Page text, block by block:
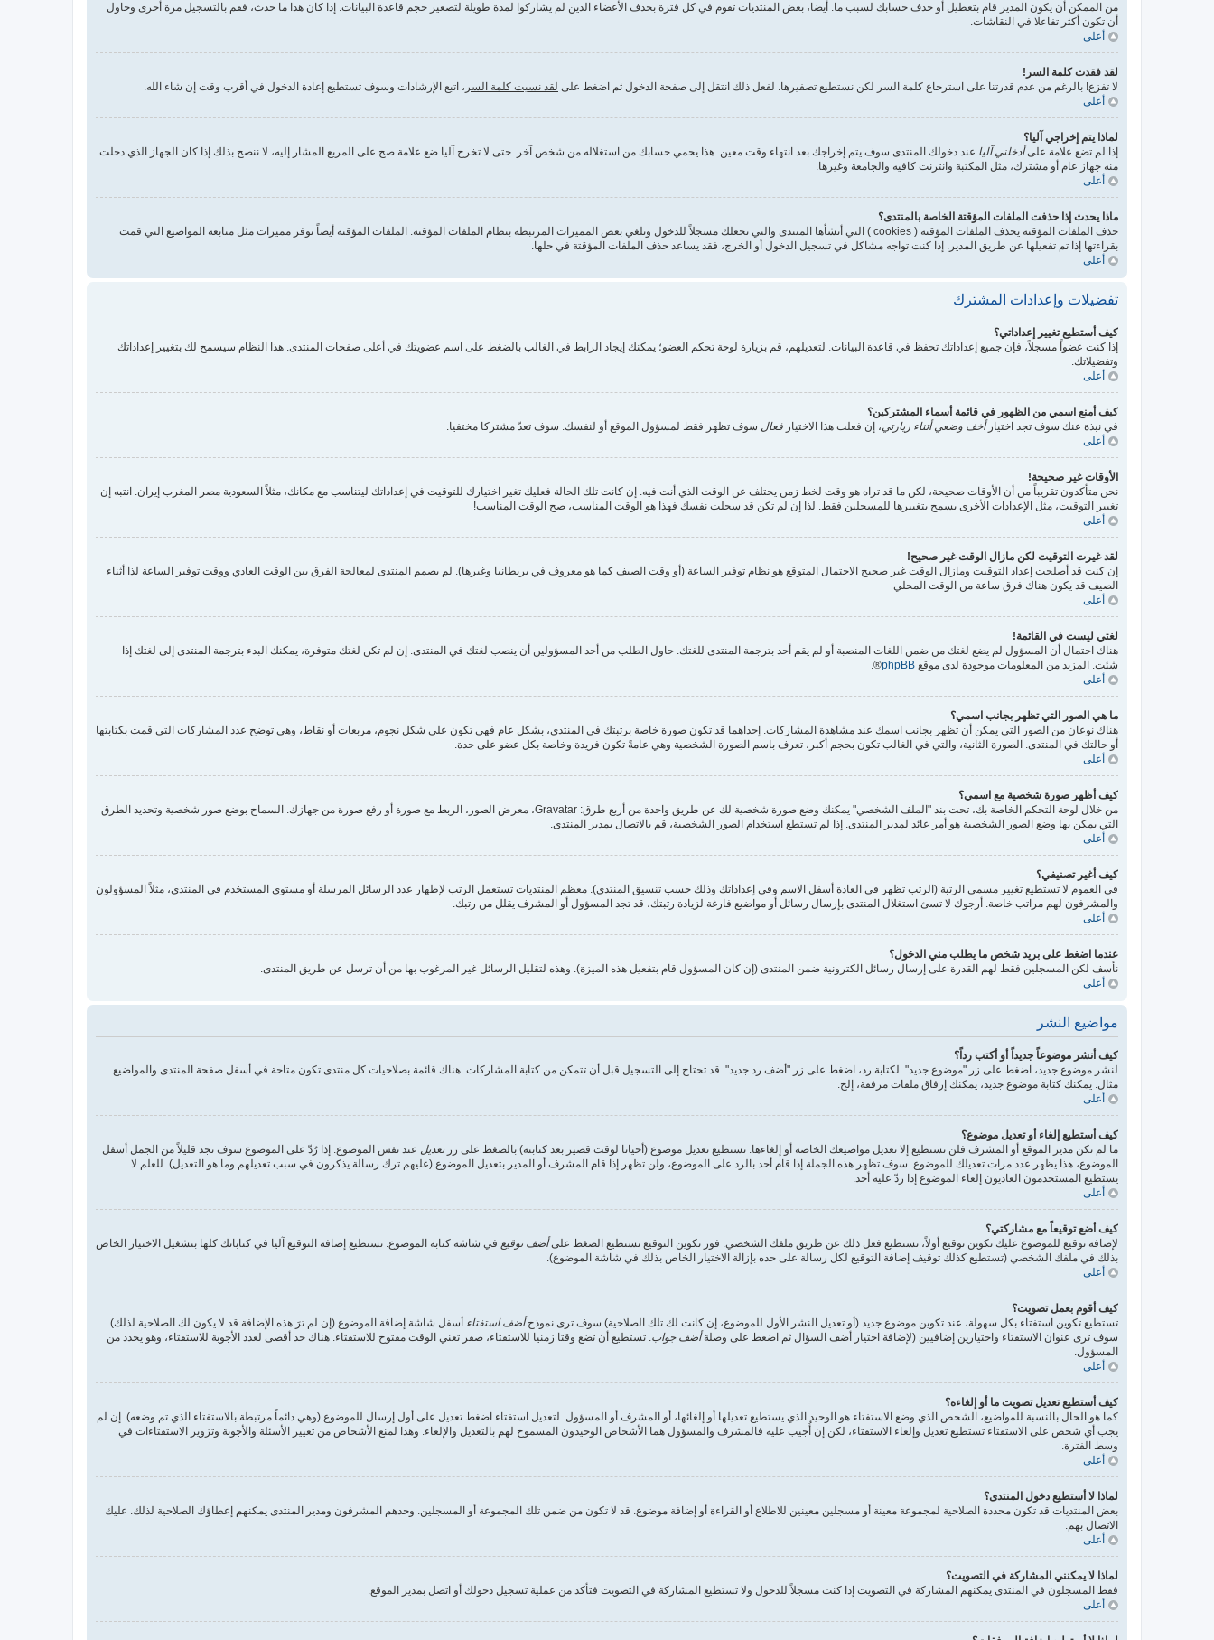
من الممكن أن يكون المدير قام بتعطيل أو حذف حسابك لسبب ما. أيضا، بعض المنتديات تقوم في كل فترة بحذف الأعضاء الذين لم يشاركوا لمدة طويلة لتصغير حجم قاعدة البيانات. إذا كان هذا ما حدث، فقم بالتسجيل مرة أخرى وحاول
أن تكون أكثر تفاعلا في النقاشات.
أعلى
لقد فقدت كلمة السر!
لا تفزع! بالرغم من عدم قدرتنا على استرجاع كلمة السر لكن نستطيع تصفيرها. لفعل ذلك انتقل إلى صفحة الدخول ثم اضغط على لقد نسيت كلمة السر ، اتبع الإرشادات وسوف تستطيع إعادة الدخول في أقرب وقت إن شاء الله.
أعلى
لماذا يتم إخراجي آليا؟
إذا لم تضع علامة علىأدخلني آليا عند دخولك المنتدى سوف يتم إخراجك بعد انتهاء وقت معين. هذا يحمي حسابك من استغلاله من شخص آخر. حتى لا تخرج آليا ضع علامة صح على المربع المشار إليه، لا ننصح بذلك إذا كان الجهاز الذي دخلت
منه جهاز عام أو مشترك، مثل المكتبة وانترنت كافيه والجامعة وغيرها.
أعلى
ماذا يحدث إذا حذفت الملفات المؤقتة الخاصة بالمنتدى؟
حذف الملفات المؤقتة يحذف الملفات المؤقتة ( cookies ) التي أنشأها المنتدى والتي تجعلك مسجلاً للدخول وتلغي بعض المميزات المرتبطة بنظام الملفات المؤقتة. الملفات المؤقتة أيضاً توفر مميزات مثل متابعة المواضيع التي قمت
بقراءتها إذا تم تفعيلها عن طريق المدير. إذا كنت تواجه مشاكل في تسجيل الدخول أو الخرج، فقد يساعد حذف الملفات المؤقتة في حلها.
أعلى
تفضيلات وإعدادات المشترك
كيف أستطيع تغيير إعداداتي؟
إذا كنت عضواً مسجلاً، فإن جميع إعداداتك تحفظ في قاعدة البيانات. لتعديلهم، قم بزيارة لوحة تحكم العضو؛ يمكنك إيجاد الرابط في الغالب بالضغط على اسم عضويتك في أعلى صفحات المنتدى. هذا النظام سيسمح لك بتغيير إعداداتك
وتفضيلاتك.
أعلى
كيف أمنع اسمي من الظهور في قائمة أسماء المشتركين؟
في نبذة عنك سوف تجد اختيارأخف وضعي أثناء زيارتي، إن فعلت هذا الاختيار فعال سوف تظهر فقط لمسؤول الموقع أو لنفسك. سوف تعدّ مشتركا مختفيا.
أعلى
الأوقات غير صحيحة!
نحن متأكدون تقريباً من أن الأوقات صحيحة، لكن ما قد تراه هو وقت لخط زمن يختلف عن الوقت الذي أنت فيه. إن كانت تلك الحالة فعليك تغير اختيارك للتوقيت في إعداداتك ليتناسب مع مكانك، مثلاً السعودية مصر المغرب إيران. انتبه إن
تغيير التوقيت، مثل الإعدادات الأخرى يسمح بتغييرها للمسجلين فقط. لذا إن لم تكن قد سجلت نفسك فهذا هو الوقت المناسب، صح الوقت المناسب!
أعلى
لقد غيرت التوقيت لكن مازال الوقت غير صحيح!
إن كنت قد أصلحت إعداد التوقيت ومازال الوقت غير صحيح الاحتمال المتوقع هو نظام توفير الساعة (أو وقت الصيف كما هو معروف في بريطانيا وغيرها). لم يصمم المنتدى لمعالجة الفرق بين الوقت العادي ووقت توفير الساعة لذا أثناء
الصيف قد يكون هناك فرق ساعة من الوقت المحلي
أعلى
لغتي ليست في القائمة!
هناك احتمال أن المسؤول لم يضع لغتك من ضمن اللغات المنصبة أو لم يقم أحد بترجمة المنتدى للغتك. حاول الطلب من أحد المسؤولين أن ينصب لغتك في المنتدى. إن لم تكن لغتك متوفرة، يمكنك البدء بترجمة المنتدى إلى لغتك إذا
شئت. المزيد من المعلومات موجودة لدى موقع phpBB
®.
أعلى
ما هي الصور التي تظهر بجانب اسمي؟
هناك نوعان من الصور التي يمكن أن تظهر بجانب اسمك عند مشاهدة المشاركات. إحداهما قد تكون صورة خاصة برتبتك في المنتدى، بشكل عام فهي تكون على شكل نجوم، مربعات أو نقاط، وهي توضح عدد المشاركات التي قمت بكتابتها
أو حالتك في المنتدى. الصورة الثانية، والتي في الغالب تكون بحجم أكبر، تعرف باسم الصورة الشخصية وهي عامةً تكون فريدة وخاصة بكل عضو على حدة.
أعلى
كيف أظهر صورة شخصية مع اسمي؟
من خلال لوحة التحكم الخاصة بك، تحت بند "الملف الشخصي" يمكنك وضع صورة شخصية لك عن طريق واحدة من أربع طرق: Gravatar، معرض الصور، الربط مع صورة أو رفع صورة من جهازك. السماح بوضع صور شخصية وتحديد الطرق
التي يمكن بها وضع الصور الشخصية هو أمر عائد لمدير المنتدى. إذا لم تستطع استخدام الصور الشخصية، قم بالاتصال بمدير المنتدى.
أعلى
كيف أغير تصنيفي؟
في العموم لا تستطيع تغيير مسمى الرتبة (الرتب تظهر في العادة أسفل الاسم وفي إعداداتك وذلك حسب تنسيق المنتدى). معظم المنتديات تستعمل الرتب لإظهار عدد الرسائل المرسلة أو مستوى المستخدم في المنتدى، مثلاً المسؤولون
والمشرفون لهم مراتب خاصة. أرجوك لا تسئ استغلال المنتدى بإرسال رسائل أو مواضيع فارغة لزيادة رتبتك، قد تجد المسؤول أو المشرف يقلل من رتبك.
أعلى
عندما اضغط على بريد شخص ما يطلب مني الدخول؟
نأسف لكن المسجلين فقط لهم القدرة على إرسال رسائل الكترونية ضمن المنتدى (إن كان المسؤول قام بتفعيل هذه الميزة). وهذه لتقليل الرسائل غير المرغوب بها من أن ترسل عن طريق المنتدى.
أعلى
مواضيع النشر
كيف أنشر موضوعاً جديداً أو أكتب رداً؟
لنشر موضوع جديد، اضغط على زر "موضوع جديد". لكتابة رد، اضغط على زر "أضف رد جديد". قد تحتاج إلى التسجيل قبل أن تتمكن من كتابة المشاركات. هناك قائمة بصلاحيات كل منتدى تكون متاحة في أسفل صفحة المنتدى والمواضيع.
مثال: يمكنك كتابة موضوع جديد، يمكنك إرفاق ملفات مرفقة، إلخ.
أعلى
كيف أستطيع إلغاء أو تعديل موضوع؟
ما لم تكن مدير الموقع أو المشرف فلن تستطيع إلا تعديل مواضيعك الخاصة أو إلغاءها. تستطيع تعديل موضوع (أحيانا لوقت قصير بعد كتابته) بالضغط على زرتعديل عند نفس الموضوع. إذا رُدّ على الموضوع سوف تجد قليلاً من الجمل أسفل
الموضوع، هذا يظهر عدد مرات تعديلك للموضوع. سوف تظهر هذه الجملة إذا قام أحد بالرد على الموضوع، ولن تظهر إذا قام المشرف أو المدير بتعديل الموضوع (عليهم ترك رسالة يذكرون في سبب تعديلهم وما هو التعديل). للعلم لا
يستطيع المستخدمون العاديون إلغاء الموضوع إذا ردّ عليه أحد.
أعلى
كيف أضع توقيعاً مع مشاركتي؟
لإضافة توقيع للموضوع عليك تكوين توقيع أولاً، تستطيع فعل ذلك عن طريق ملفك الشخصي. فور تكوين التوقيع تستطيع الضغط علىأضف توقيع في شاشة كتابة الموضوع. تستطيع إضافة التوقيع آليا في كتاباتك كلها بتشغيل الاختيار الخاص
بذلك في ملفك الشخصي (تستطيع كذلك توقيف إضافة التوقيع لكل رسالة على حده بإزالة الاختيار الخاص بذلك في شاشة الموضوع).
أعلى
كيف أقوم بعمل تصويت؟
تستطيع تكوين استفتاء بكل سهولة، عند تكوين موضوع جديد (أو تعديل النشر الأول للموضوع، إن كانت لك تلك الصلاحية) سوف ترى نموذجأضف استفتاء أسفل شاشة إضافة الموضوع (إن لم ترَ هذه الإضافة قد لا يكون لك الصلاحية لذلك).
سوف ترى عنوان الاستفتاء واختيارين إضافيين (لإضافة اختيار أضف السؤال ثم اضغط على وصلةأضف جواب. تستطيع أن تضع وقتا زمنيا للاستفتاء، صفر تعني الوقت مفتوح للاستفتاء. هناك حد أقصى لعدد الأجوبة للاستفتاء، وهو يحدد من
المسؤول.
أعلى
كيف أستطيع تعديل تصويت ما أو إلغاءه؟
كما هو الحال بالنسبة للمواضيع، الشخص الذي وضع الاستفتاء هو الوحيد الذي يستطيع تعديلها أو إلغائها، أو المشرف أو المسؤول. لتعديل استفتاء اضغط تعديل على أول إرسال للموضوع (وهي دائماً مرتبطة بالاستفتاء الذي تم وضعه). إن لم
يجب أي شخص على الاستفتاء تستطيع تعديل وإلغاء الاستفتاء، لكن إن أُجيب عليه فالمشرف والمسؤول هما الأشخاص الوحيدون المسموح لهم بالتعديل والإلغاء. وهذا لمنع الأشخاص من تغيير الأسئلة والأجوبة وتزوير الاستفتاءات في
وسط الفترة.
أعلى
لماذا لا أستطيع دخول المنتدى؟
بعض المنتديات قد تكون محددة الصلاحية لمجموعة معينة أو مسجلين معينين للاطلاع أو القراءة أو إضافة موضوع. قد لا تكون من ضمن تلك المجموعة أو المسجلين. وحدهم المشرفون ومدير المنتدى يمكنهم إعطاؤك الصلاحية لذلك. عليك
الاتصال بهم.
أعلى
لماذا لا يمكنني المشاركة في التصويت؟
فقط المسجلون في المنتدى يمكنهم المشاركة في التصويت إذا كنت مسجلاً للدخول ولا تستطيع المشاركة في التصويت فتأكد من عملية تسجيل دخولك أو اتصل بمدير الموقع.
أعلى